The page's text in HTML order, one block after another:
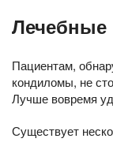
Пациентам,
кондиломы, не
Лучше вовремя
Существует